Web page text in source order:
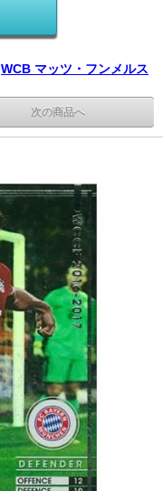
WCB マッツ・フンメルス
次の商品へ